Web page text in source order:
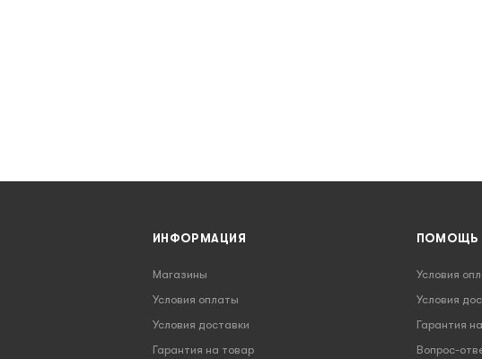
ИНФОРМАЦИЯ
Магазины
Условия оплаты
Условия доставки
Гарантия на товар
ПОМОЩЬ
Условия
Условия
Гарантия
Вопрос-